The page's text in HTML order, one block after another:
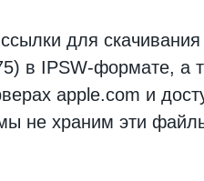
для
в IPSW-формате, а
apple.com и
не храним эти